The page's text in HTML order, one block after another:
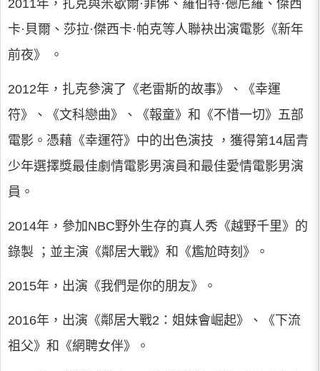
2011年，扎克與米歇爾·菲佛、羅伯特·德尼羅、傑西
卡·貝爾、莎拉·傑西卡·帕克等人聯袂出演電影《新年
前夜》 。
2012年，扎克參演了《老雷斯的故事》、《幸運
符》、《文科戀曲》、《報童》和《不惜一切》五部
電影。憑藉《幸運符》中的出色演技 ，獲得第14屆青
少年選擇獎最佳劇情電影男演員和最佳愛情電影男演
員。
2014年，參加NBC野外生存的真人秀《越野千里》的
錄製 ；並主演《鄰居大戰》和《尷尬時刻》。
2015年，出演《我們是你的朋友》。
2016年，出演《鄰居大戰2：姐妹會崛起》、《下流
祖父》和《網聘女伴》。